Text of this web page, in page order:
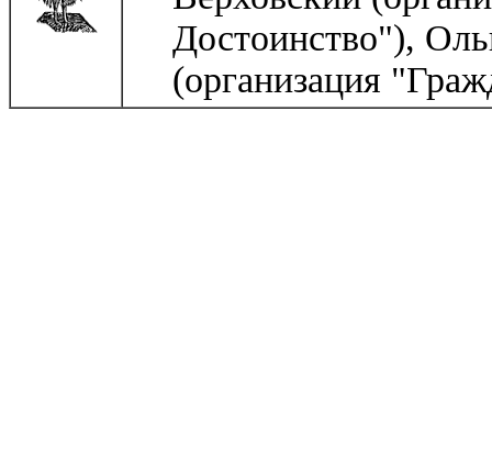
Достоинство"),
(организация